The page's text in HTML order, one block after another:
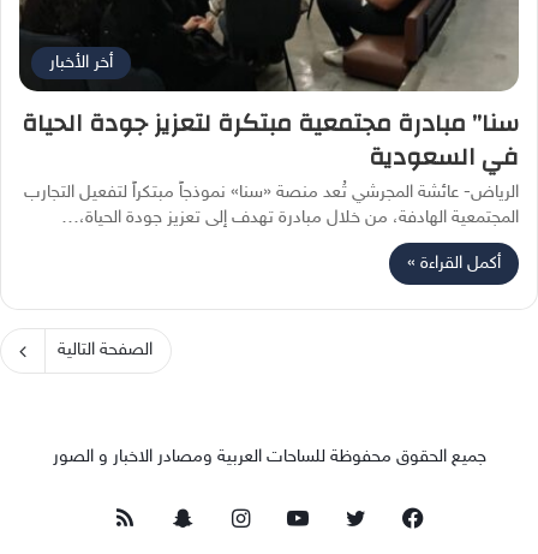
أخر الأخبار
سنا” مبادرة مجتمعية مبتكرة لتعزيز جودة الحياة
في السعودية
الرياض- عائشة المجرشي تُعد منصة «سنا» نموذجاً مبتكراً لتفعيل التجارب
المجتمعية الهادفة، من خلال مبادرة تهدف إلى تعزيز جودة الحياة،…
أكمل القراءة »
الصفحة التالية
جميع الحقوق محفوظة للساحات العربية ومصادر الاخبار و الصور
فيسبوك تويتر يوتيوبانستقرامسناب ملخص